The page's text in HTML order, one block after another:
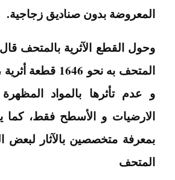
المعروضة بدون صناديق زجاجية.
وحول القطع الآثرية بالمتحف
المتحف به نحو
و عدم تأثرها بالمواد
الارضيات و الأسطح فقط، كما
بمعرفة متخصصين بالآثار لبعض
المتحف